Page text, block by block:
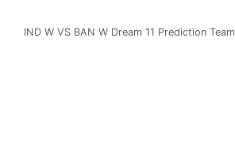
IND W VS BAN W Dream 11 Prediction Team